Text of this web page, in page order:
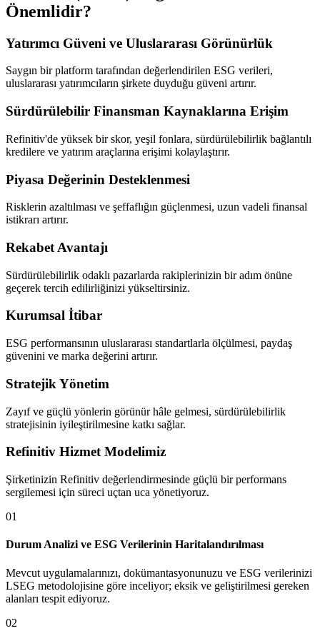
Önemlidir?
Yatırımcı Güveni ve Uluslararası Görünürlük
Saygın bir platform tarafından değerlendirilen ESG verileri,
uluslararası yatırımcıların şirkete duyduğu güveni artırır.
Sürdürülebilir Finansman Kaynaklarına Erişim
Refinitiv'de yüksek bir skor, yeşil fonlara, sürdürülebilirlik bağlantılı
kredilere ve yatırım araçlarına erişimi kolaylaştırır.
Piyasa Değerinin Desteklenmesi
Risklerin azaltılması ve şeffaflığın güçlenmesi, uzun vadeli finansal
istikrarı artırır.
Rekabet Avantajı
Sürdürülebilirlik odaklı pazarlarda rakiplerinizin bir adım önüne
geçerek tercih edilirliğinizi yükseltirsiniz.
Kurumsal İtibar
ESG performansının uluslararası standartlarla ölçülmesi, paydaş
güvenini ve marka değerini artırır.
Stratejik Yönetim
Zayıf ve güçlü yönlerin görünür hâle gelmesi, sürdürülebilirlik
stratejisinin iyileştirilmesine katkı sağlar.
Refinitiv Hizmet Modelimiz
Şirketinizin Refinitiv değerlendirmesinde güçlü bir performans
sergilemesi için süreci uçtan uca yönetiyoruz.
01
Durum Analizi ve ESG Verilerinin Haritalandırılması
Mevcut uygulamalarınızı, dokümantasyonunuzu ve ESG verilerinizi
LSEG metodolojisine göre inceliyor; eksik ve geliştirilmesi gereken
alanları tespit ediyoruz.
02